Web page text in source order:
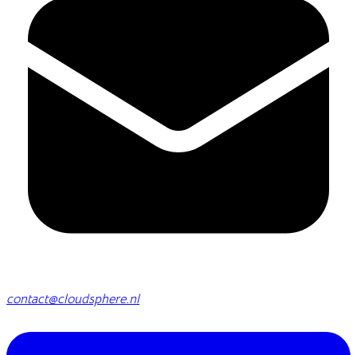
contact@cloudsphere.nl